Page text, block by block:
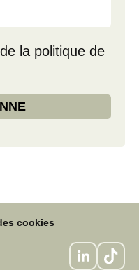
la politique de
cookies